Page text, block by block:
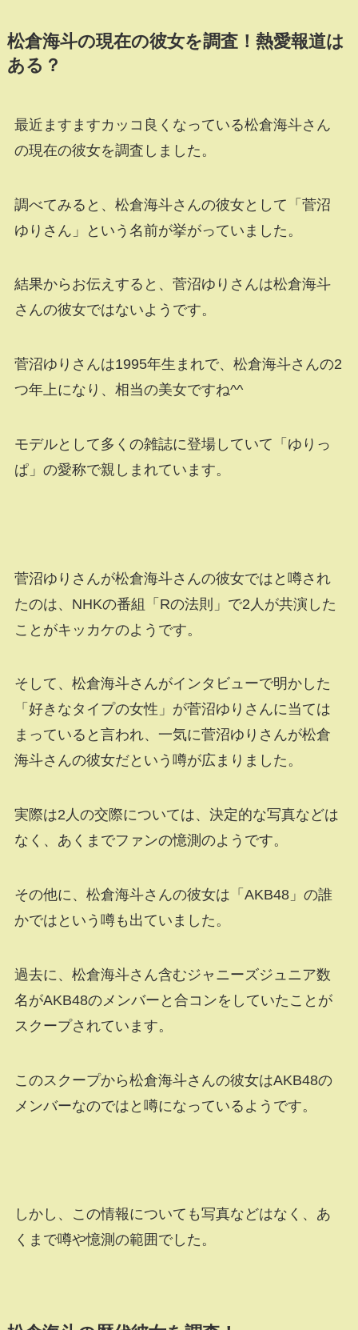
松倉海斗の現在の彼女を調査！熱愛報道は
ある？
最近ますますカッコ良くなっている松倉海斗さん
の現在の彼女を調査しました。
調べてみると、松倉海斗さんの彼女として「菅沼
ゆりさん」という名前が挙がっていました。
結果からお伝えすると、菅沼ゆりさんは松倉海斗
さんの彼女ではないようです。
菅沼ゆりさんは1995年生まれで、松倉海斗さんの2
つ年上になり、相当の美女ですね^^
モデルとして多くの雑誌に登場していて「ゆりっ
ぱ」の愛称で親しまれています。
菅沼ゆりさんが松倉海斗さんの彼女ではと噂され
たのは、NHKの番組「Rの法則」で2人が共演した
ことがキッカケのようです。
そして、松倉海斗さんがインタビューで明かした
「好きなタイプの女性」が菅沼ゆりさんに当ては
まっていると言われ、一気に菅沼ゆりさんが松倉
海斗さんの彼女だという噂が広まりました。
実際は2人の交際については、決定的な写真などは
なく、あくまでファンの憶測のようです。
その他に、松倉海斗さんの彼女は「AKB48」の誰
かではという噂も出ていました。
過去に、松倉海斗さん含むジャニーズジュニア数
名がAKB48のメンバーと合コンをしていたことが
スクープされています。
このスクープから松倉海斗さんの彼女はAKB48の
メンバーなのではと噂になっているようです。
しかし、この情報についても写真などはなく、あ
くまで噂や憶測の範囲でした。